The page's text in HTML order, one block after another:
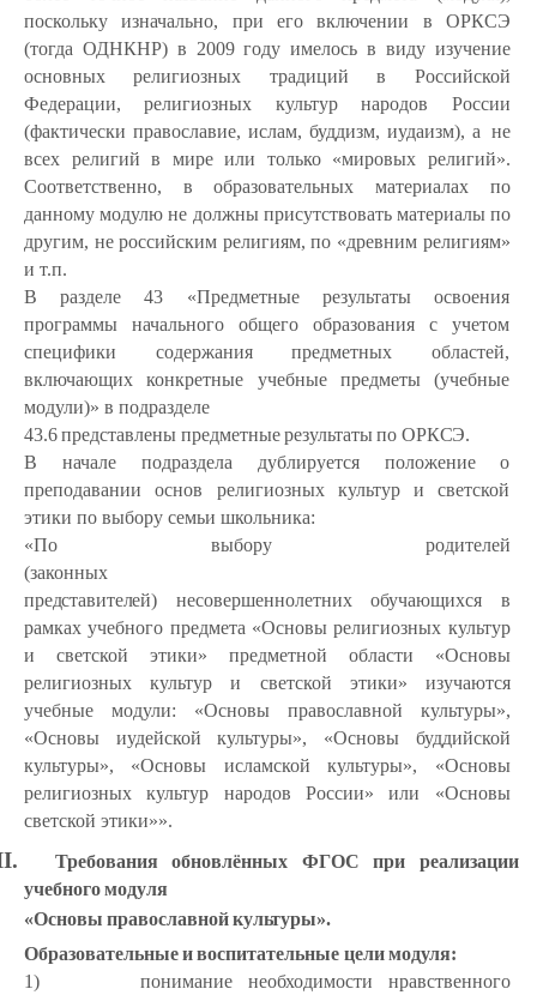
поскольку изначально, при его включении в ОРКСЭ
(тогда ОДНКНР) в 2009 году имелось в виду изучение
основных религиозных традиций в Российской
Федерации, религиозных культур народов России
(фактически православие, ислам, буддизм, иудаизм), а не
всех религий в мире или только «мировых религий».
Соответственно, в образовательных материалах по
данному модулю не должны присутствовать материалы по
другим, не российским религиям, по «древним религиям»
и т.п.
В разделе 43 «Предметные результаты освоения
программы начального общего образования с учетом
специфики содержания предметных областей,
включающих
конкретные учебные
предметы (учебные
модули)» в подразделе
43.6 представлены предметныерезультаты по ОРКСЭ.
В начале подраздела дублируется положение о
преподавании основ религиозных культур и светской
этики по выбору семьи школьника:
«По выбору родителей
(законных
представителей) несовершеннолетних обучающихся в
рамках учебного предмета «Основы религиозных культур
и светской этики» предметной области «Основы
религиозных
культур и светской этики»
изучаются
учебные
модули:
«Основы православной культуры»,
«Основы иудейской культуры», «Основы буддийской
культуры», «Основы исламской культуры», «Основы
религиозных культур народов России» или «Основы
светской этики»».
Требования обновлённых ФГОС при
реализации
учебного модуля
«Основы православнойкультуры».
Образовательныеи воспитательные цели модуля:
1)
понимание необходимости нравственного